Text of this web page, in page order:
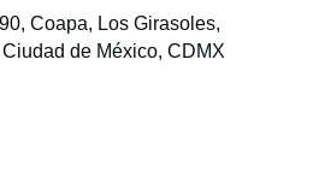
Coapa, Los Girasoles,
de México, CDMX